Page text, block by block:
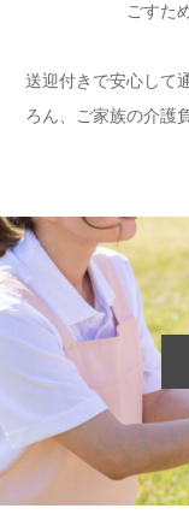
ごすた
送迎付きで安心して
ろん、ご家族の介護